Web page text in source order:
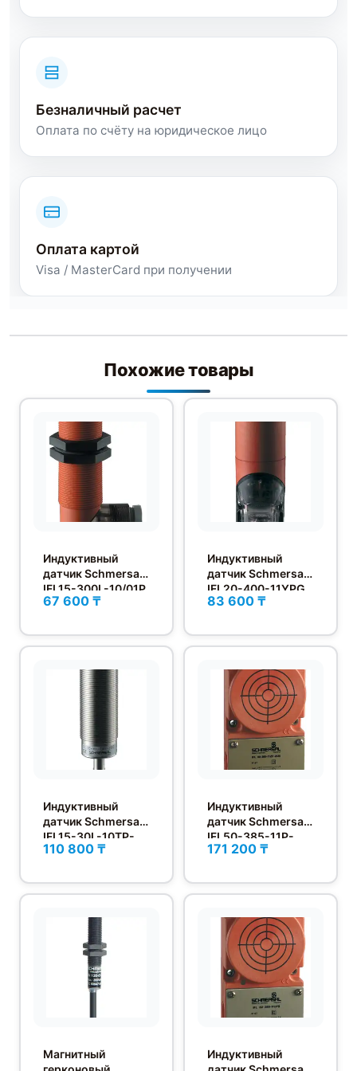
Безналичный расчет
Оплата по счёту на юридическое лицо
Оплата картой
Visa / MasterCard при получении
Похожие товары
Индуктивный
датчик Schmersal
IFL15-300L-10/01P
67 600 ₸
Индуктивный
датчик Schmersal
IFL20-400-11YPG
83 600 ₸
Индуктивный
датчик Schmersal
IFL15-30L-10TP-
2130
110 800 ₸
Индуктивный
датчик Schmersal
IFL50-385-11P-
2130
171 200 ₸
Магнитный
Индуктивный